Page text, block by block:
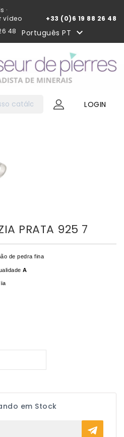
·
vídeo
+33 (0)6 19 88 26 48
48
Português PT 
LOGIN
PRATA 925 7
de pedra fina
A
em Stock